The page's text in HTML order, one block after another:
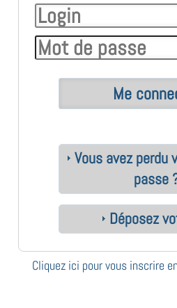
Vous avez perdu
passe
Déposez
Cliquez ici pour vous inscrire